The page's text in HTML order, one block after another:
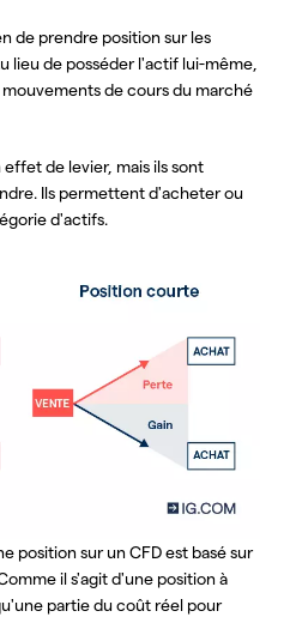
de prendre position sur les
lieu de posséder l'actif lui-même,
de cours du marché
de levier, mais ils sont
Ils permettent d'acheter ou
d'actifs.
position sur un CFD est basé sur
il s'agit d'une position à
partie du coût réel pour